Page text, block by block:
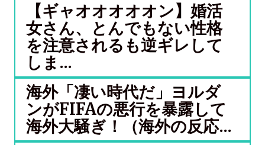
【ギャオオオオオン】婚活
女さん、とんでもない性格
を注意されるも逆ギレして
しま...
海外「凄い時代だ」ヨルダ
ンがFIFAの悪行を暴露して
海外大騒ぎ！（海外の反応...